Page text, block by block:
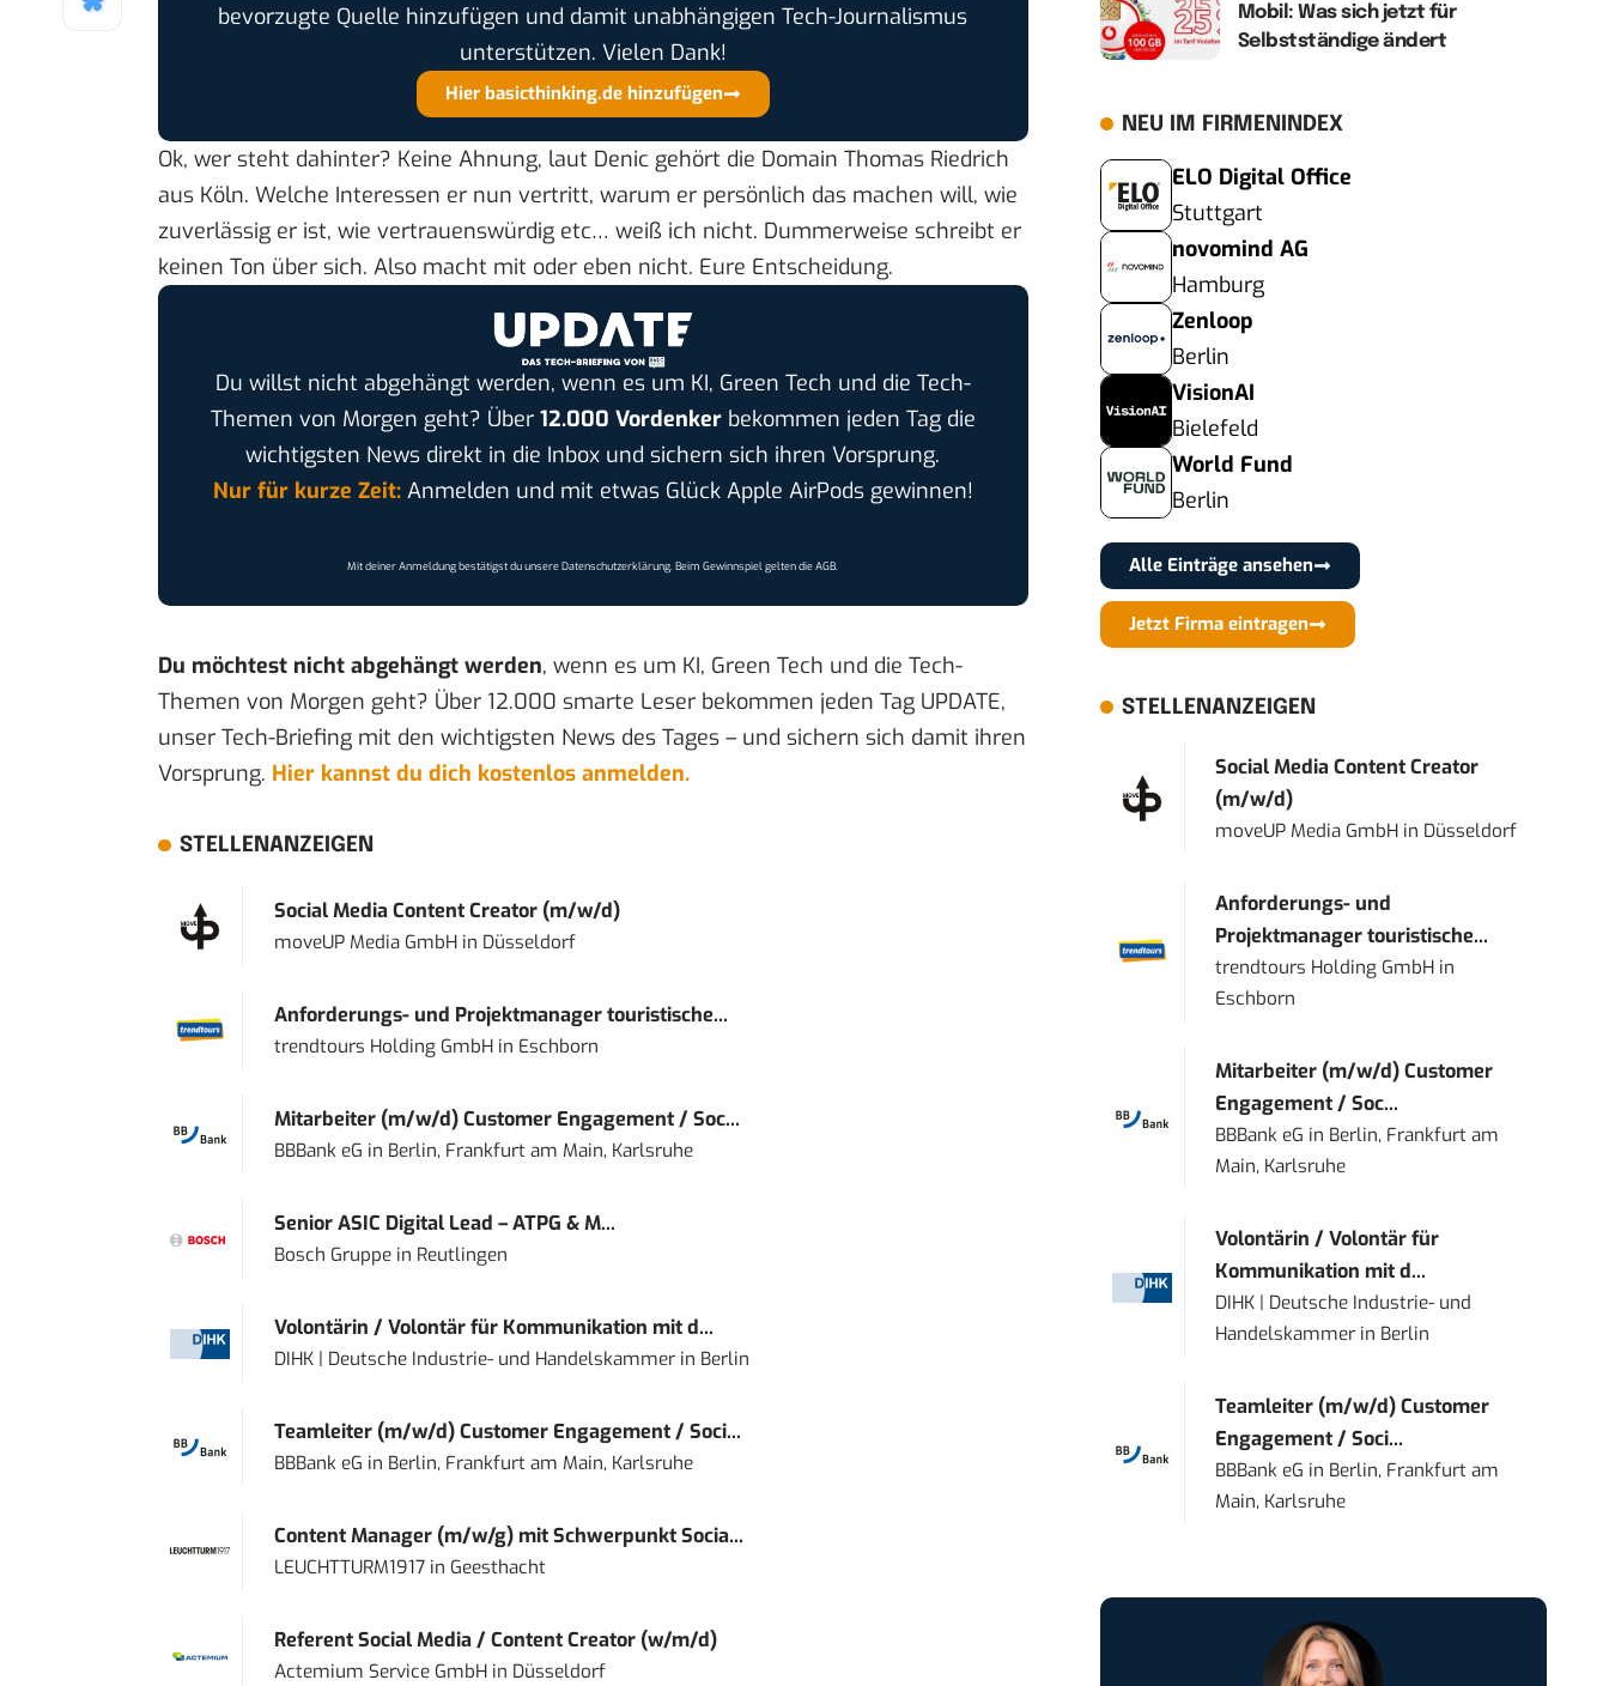
bevorzugte Quelle hinzufügen und damit unabhängigen Tech-Journalismus
unterstützen. Vielen Dank!
Hier basicthinking.de hinzufügen
Ok, wer steht dahinter? Keine Ahnung, laut Denic gehört die Domain Thomas Riedrich
aus Köln. Welche Interessen er nun vertritt, warum er persönlich das machen will, wie
zuverlässig er ist, wie vertrauenswürdig etc… weiß ich nicht. Dummerweise schreibt er
keinen Ton über sich. Also macht mit oder eben nicht. Eure Entscheidung.
Du willst nicht abgehängt werden, wenn es um KI, Green Tech und die Tech-
Themen von Morgen geht? Über 12.000 Vordenkerbekommen jeden Tag die
wichtigsten News direkt in die Inbox und sichern sich ihren Vorsprung.
Nur für kurze Zeit:Anmelden und mit etwas Glück Apple AirPods gewinnen!
Mit deiner Anmeldung bestätigst du unsereDatenschutzerklärung. Beim Gewinnspiel gelten dieAGB.
Du möchtest nicht abgehängt werden, wenn es um KI, Green Tech und die Tech-
Themen von Morgen geht? Über 12.000 smarte Leser bekommen jeden Tag UPDATE,
unser Tech-Briefing mit den wichtigsten News des Tages – und sichern sich damit ihren
Vorsprung. Hier kannst du dich kostenlos anmelden.
STELLENANZEIGEN
Social Media Content Creator (m/w/d)
moveUP Media GmbHin Düsseldorf
Anforderungs- und Projektmanager touristische...
trendtours Holding GmbHin Eschborn
Mitarbeiter (m/w/d) Customer Engagement / Soc...
BBBank eG in Berlin, Frankfurt am Main, Karlsruhe
Senior ASIC Digital Lead – ATPG & M...
Bosch Gruppein Reutlingen
Volontärin / Volontär für Kommunikation mit d...
DIHK | Deutsche Industrie- und Handelskammerin Berlin
Teamleiter (m/w/d) Customer Engagement / Soci...
BBBank eG in Berlin, Frankfurt am Main, Karlsruhe
Content Manager (m/w/g) mit Schwerpunkt Socia...
LEUCHTTURM1917in Geesthacht
Referent Social Media / Content Creator (w/m/d)
Actemium Service GmbHin Düsseldorf
Mobil: Was sich jetzt für
Selbstständige ändert
NEU IM FIRMENINDEX
ELO Digital Office
Stuttgart
novomind AG
Hamburg
Zenloop
Berlin
VisionAI
Bielefeld
World Fund
Berlin
Alle Einträge ansehen
Jetzt Firma eintragen
STELLENANZEIGEN
Social Media Content Creator
(m/w/d)
moveUP Media GmbH in Düsseldorf
Anforderungs- und
Projektmanager touristische...
trendtours Holding GmbH in
Eschborn
Mitarbeiter (m/w/d) Customer
Engagement / Soc...
BBBank eG in Berlin, Frankfurt am
Main, Karlsruhe
Volontärin / Volontär für
Kommunikation mit d...
DIHK | Deutsche Industrie- und
Handelskammer in Berlin
Teamleiter (m/w/d) Customer
Engagement / Soci...
BBBank eG in Berlin, Frankfurt am
Main, Karlsruhe